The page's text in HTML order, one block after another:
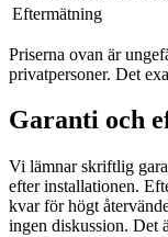
Eftermätning
Priserna ovan är
privatpersoner. Det
Garanti och
Vi lämnar skriftlig
efter installationen.
kvar för högt
ingen diskussion. Det